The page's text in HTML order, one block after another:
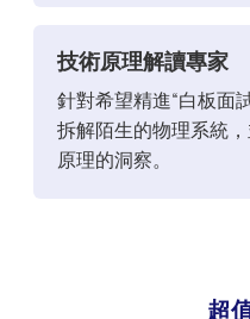
技術原理解讀專家
針對希望精進“白板面
拆解陌生的物理系統
原理的洞察。
超